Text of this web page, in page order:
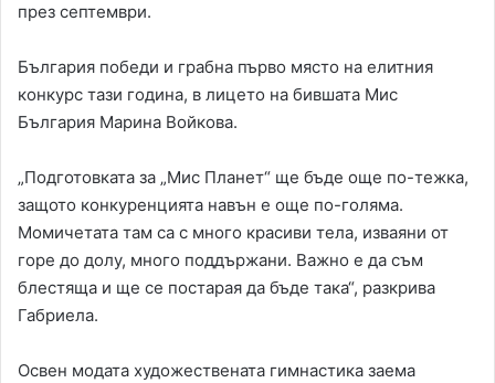
през септември.
България победи и грабна първо място на елитния
конкурс тази година, в лицето на бившата Мис
България Марина Войкова.
„Подготовката за „Мис Планет“ ще бъде още по-тежка,
защото конкуренцията навън е още по-голяма.
Момичетата там са с много красиви тела, изваяни от
горе до долу, много поддържани. Важно е да съм
блестяща и ще се постарая да бъде така“, разкрива
Габриела.
Освен модата художествената гимнастика заема